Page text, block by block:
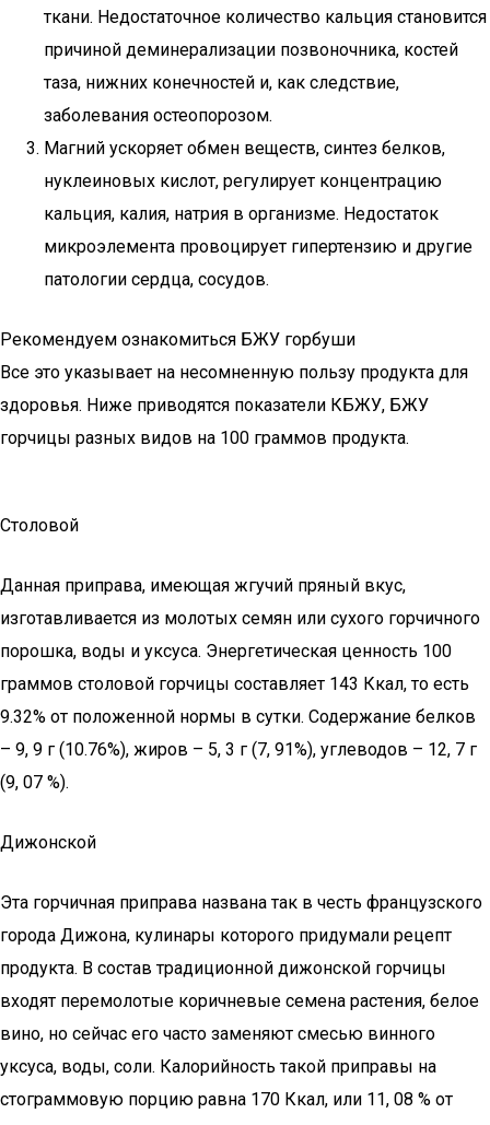
ткани. Недостаточное количество кальция становится
причиной деминерализации позвоночника, костей
таза, нижних конечностей и, как следствие,
заболевания остеопорозом.
Магний ускоряет обмен веществ, синтез белков,
нуклеиновых кислот, регулирует концентрацию
кальция, калия, натрия в организме. Недостаток
микроэлемента провоцирует гипертензию и другие
патологии сердца, сосудов.
Рекомендуем ознакомиться БЖУ горбуши
Все это указывает на несомненную пользу продукта для
здоровья. Ниже приводятся показатели КБЖУ, БЖУ
горчицы разных видов на 100 граммов продукта.
Столовой
Данная приправа, имеющая жгучий пряный вкус,
изготавливается из молотых семян или сухого горчичного
порошка, воды и уксуса. Энергетическая ценность 100
граммов столовой горчицы составляет 143 Ккал, то есть
9.32% от положенной нормы в сутки. Содержание белков
– 9, 9 г (10.76%), жиров – 5, 3 г (7, 91%), углеводов – 12, 7 г
(9, 07 %).
Дижонской
Эта горчичная приправа названа так в честь французского
города Дижона, кулинары которого придумали рецепт
продукта. В состав традиционной дижонской горчицы
входят перемолотые коричневые семена растения, белое
вино, но сейчас его часто заменяют смесью винного
уксуса, воды, соли. Калорийность такой приправы на
стограммовую порцию равна 170 Ккал, или 11, 08 % от